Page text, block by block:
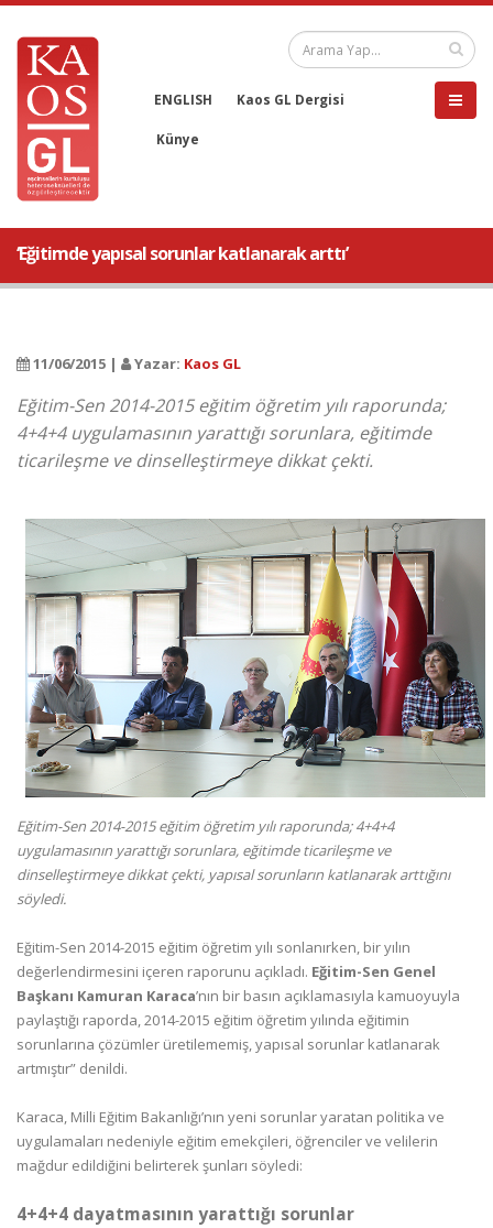
ENGLISH Kaos GL Dergisi
Künye
‘Eğitimde yapısal sorunlar katlanarak arttı’
11/06/2015 | Yazar: Kaos GL
Eğitim-Sen 2014-2015 eğitim öğretim yılı raporunda;
4+4+4 uygulamasının yarattığı sorunlara, eğitimde
ticarileşme ve dinselleştirmeye dikkat çekti.
Eğitim-Sen 2014-2015 eğitim öğretim yılı raporunda; 4+4+4
uygulamasının yarattığı sorunlara, eğitimde ticarileşme ve
dinselleştirmeye dikkat çekti, yapısal sorunların katlanarak arttığını
söyledi.
Eğitim-Sen 2014-2015 eğitim öğretim yılı sonlanırken, bir yılın
değerlendirmesini içeren raporunu açıkladı. Eğitim-Sen Genel
Başkanı Kamuran Karaca’nın bir basın açıklamasıyla kamuoyuyla
paylaştığı raporda, 2014-2015 eğitim öğretim yılında eğitimin
sorunlarına çözümler üretilememiş, yapısal sorunlar katlanarak
artmıştır” denildi.
Karaca, Milli Eğitim Bakanlığı’nın yeni sorunlar yaratan politika ve
uygulamaları nedeniyle eğitim emekçileri, öğrenciler ve velilerin
mağdur edildiğini belirterek şunları söyledi:
4+4+4 dayatmasının yarattığı sorunlar